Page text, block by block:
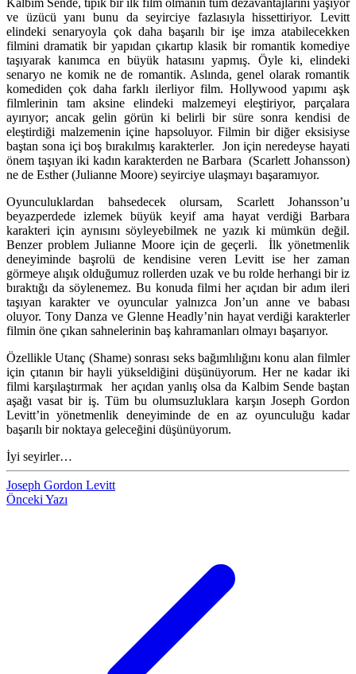
ve üzücü yanı bunu da seyirciye fazlasıyla hissettiriyor. Levitt
elindeki senaryoyla çok daha başarılı bir işe imza atabilecekken
filmini dramatik bir yapıdan çıkartıp klasik bir romantik komediye
taşıyarak kanımca en büyük hatasını yapmış. Öyle ki, elindeki
senaryo ne komik ne de romantik. Aslında, genel olarak romantik
komediden çok daha farklı ilerliyor film. Hollywood yapımı aşk
filmlerinin tam aksine elindeki malzemeyi eleştiriyor, parçalara
ayırıyor; ancak gelin görün ki belirli bir süre sonra kendisi de
eleştirdiği malzemenin içine hapsoluyor. Filmin bir diğer eksisiyse
baştan sona içi boş bırakılmış karakterler. Jon için neredeyse hayati
önem taşıyan iki kadın karakterden ne Barbara (Scarlett Johansson)
ne de Esther (Julianne Moore) seyirciye ulaşmayı başaramıyor.
Oyunculuklardan bahsedecek olursam, Scarlett Johansson’u
beyazperdede izlemek büyük keyif ama hayat verdiği Barbara
karakteri için aynısını söyleyebilmek ne yazık ki mümkün değil.
Benzer problem Julianne Moore için de geçerli. İlk yönetmenlik
deneyiminde başrolü de kendisine veren Levitt ise her zaman
görmeye alışık olduğumuz rollerden uzak ve bu rolde herhangi bir iz
bıraktığı da söylenemez. Bu konuda filmi her açıdan bir adım ileri
taşıyan karakter ve oyuncular yalnızca Jon’un anne ve babası
oluyor. Tony Danza ve Glenne Headly’nin hayat verdiği karakterler
filmin öne çıkan sahnelerinin baş kahramanları olmayı başarıyor.
Özellikle Utanç (Shame) sonrası seks bağımlılığını konu alan filmler
için çıtanın bir hayli yükseldiğini düşünüyorum. Her ne kadar iki
filmi karşılaştırmak her açıdan yanlış olsa da Kalbim Sende baştan
aşağı vasat bir iş. Tüm bu olumsuzluklara karşın Joseph Gordon
Levitt’in yönetmenlik deneyiminde de en az oyunculuğu kadar
başarılı bir noktaya geleceğini düşünüyorum.
İyi seyirler…
Joseph Gordon Levitt
Önceki Yazı